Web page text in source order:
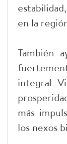
en la
También
integral
más
los nexos